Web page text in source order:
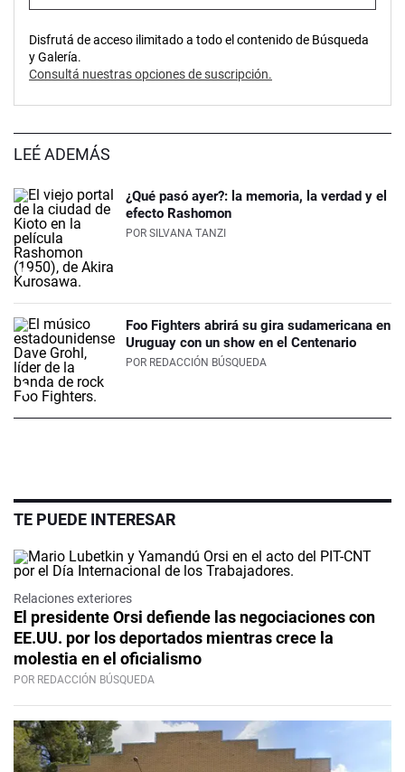
Disfrutá de acceso ilimitado a todo el contenido de Búsqueda
y Galería.
Consultá nuestras opciones de suscripción.
LEÉ ADEMÁS
¿Qué pasó ayer?: la memoria, la verdad y el
efecto Rashomon
POR SILVANA TANZI
Foo Fighters abrirá su gira sudamericana en
Uruguay con un show en el Centenario
POR REDACCIÓN BÚSQUEDA
TE PUEDE INTERESAR
Relaciones exteriores
El presidente Orsi defiende las negociaciones con
EE.UU. por los deportados mientras crece la
molestia en el oficialismo
POR REDACCIÓN BÚSQUEDA